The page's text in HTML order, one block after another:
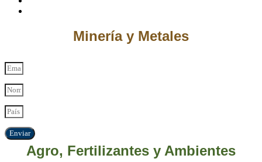
Minería y Metales
Enviar
Agro, Fertilizantes y Ambientes